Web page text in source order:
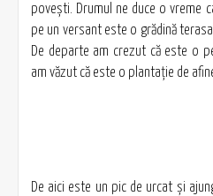
povești. Drumul ne duce o vreme
pe un versant este o grădină
De departe am crezut că este o
am văzut că este o plantație de
De aici este un pic de urcat și